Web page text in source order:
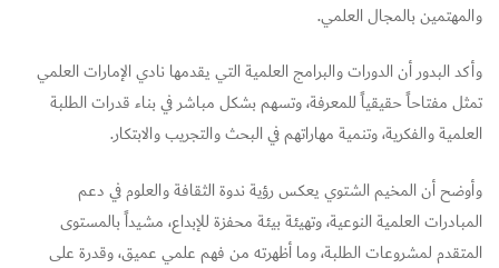
والمهتمين بالمجال العلمي.
وأكد البدور أن الدورات والبرامج العلمية التي يقدمها نادي الإمارات العلمي
تمثل مفتاحاً حقيقياً للمعرفة، وتسهم بشكل مباشر في بناء قدرات الطلبة
العلمية والفكرية، وتنمية مهاراتهم في البحث والتجريب والابتكار.
وأوضح أن المخيم الشتوي يعكس رؤية ندوة الثقافة والعلوم في دعم
المبادرات العلمية النوعية، وتهيئة بيئة محفزة للإبداع، مشيداً بالمستوى
المتقدم لمشروعات الطلبة، وما أظهرته من فهم علمي عميق، وقدرة على